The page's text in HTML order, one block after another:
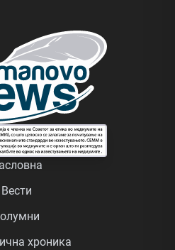
Вести
хроника